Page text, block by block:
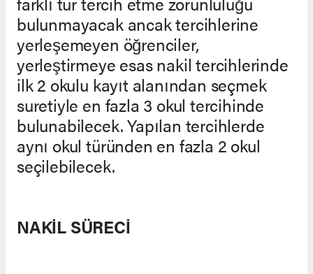
bulunmayacak ancak tercihlerine
yerleşemeyen öğrenciler,
yerleştirmeye esas nakil tercihlerinde
ilk 2 okulu kayıt alanından seçmek
suretiyle en fazla 3 okul tercihinde
bulunabilecek. Yapılan tercihlerde
aynı okul türünden en fazla 2 okul
seçilebilecek.
NAKİL SÜRECİ